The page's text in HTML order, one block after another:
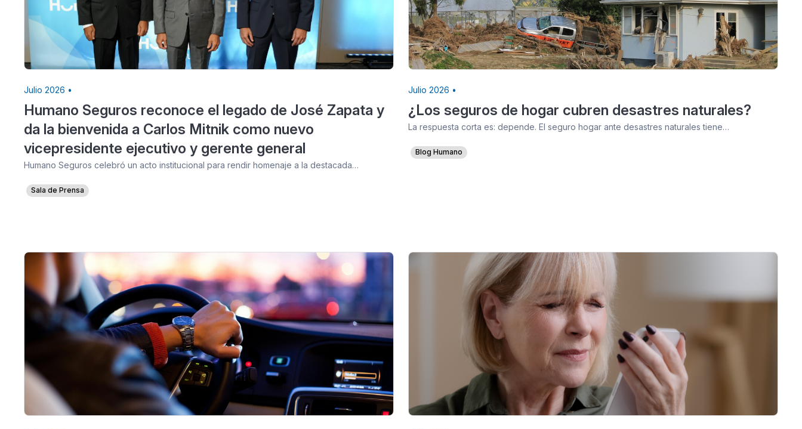
Julio 2026 •
Humano Seguros reconoce el legado de José Zapata y
da la bienvenida a Carlos Mitnik como nuevo
vicepresidente ejecutivo y gerente general
Humano Seguros celebró un acto institucional para rendir homenaje a la destacada…
Sala de Prensa
Julio 2026 •
¿Los seguros de hogar cubren desastres naturales?
La respuesta corta es: depende. El seguro hogar ante desastres naturales tiene…
Blog Humano